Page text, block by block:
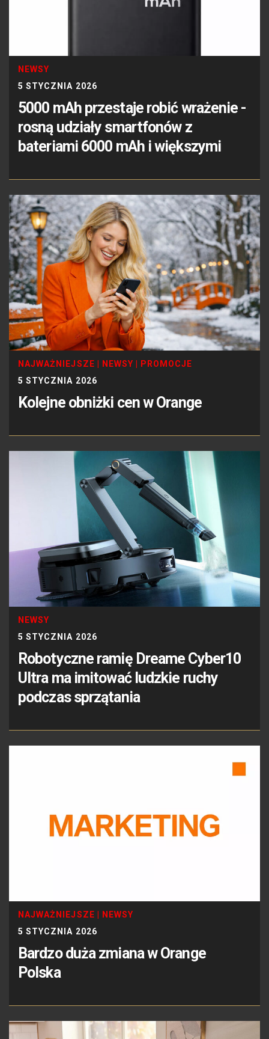
NEWSY
5 STYCZNIA 2026
5000 mAh przestaje robić wrażenie -
rosną udziały smartfonów z
bateriami 6000 mAh i większymi
NAJWAŻNIEJSZE NEWSY
PROMOCJE
5 STYCZNIA 2026
Kolejne obniżki cen w Orange
NEWSY
5 STYCZNIA 2026
Robotyczne ramię Dreame Cyber10
Ultra ma imitować ludzkie ruchy
podczas sprzątania
NAJWAŻNIEJSZE
NEWSY
5 STYCZNIA 2026
Bardzo duża zmiana w Orange
Polska